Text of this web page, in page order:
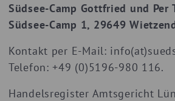
Südsee-Camp Gottfried und Per
Südsee-Camp 1, 29649
Kontakt per E-Mail:
Telefon: +49 (0)5196-980 116.
Handelsregister Amtsgericht